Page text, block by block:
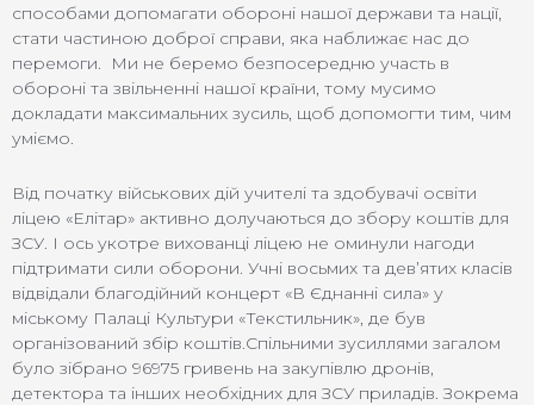
способами допомагати обороні нашої держави та нації,
стати частиною доброї справи, яка наближає нас до
перемоги. Ми не беремо безпосередню участь в
обороні та звільненні нашої країни, тому мусимо
докладати максимальних зусиль, щоб допомогти тим, чим
уміємо.
Від початку військових дій учителі та здобувачі освіти
ліцею «Елітар» активно долучаються до збору коштів для
ЗСУ. І ось укотре вихованці ліцею не оминули нагоди
підтримати сили оборони. Учні восьмих та дев’ятих класів
відвідали благодійний концерт «В Єднанні сила» у
міському Палаці Культури «Текстильник», де був
організований збір коштів.Спільними зусиллями загалом
було зібрано 96975 гривень на закупівлю дронів,
детектора та інших необхідних для ЗСУ приладів. Зокрема